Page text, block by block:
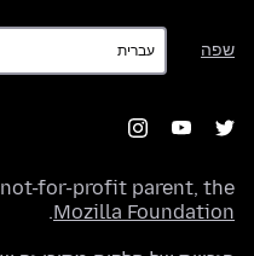
שפה
שפה
not-for-profit parent, the
Mozilla Foundation
.